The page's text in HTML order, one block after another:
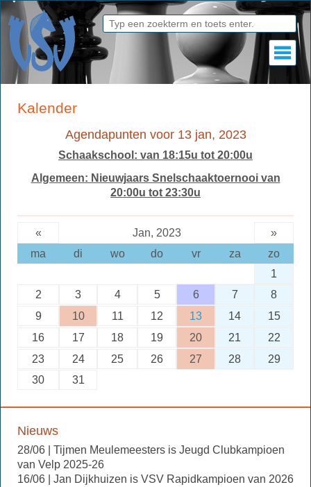
Kalender
Agendapunten voor 13 jan, 2023
Schaakschool: van 18:15u tot 20:00u
Algemeen: Nieuwjaars Snelschaaktoernooi van
20:00u tot 23:30u
« Jan, 2023
»
ma
di wo do vr za
zo
1
2
3 4 5 6 7
8
9
10 11 12 13 14
15
16
17 18 19 20 21
22
23
24 25 26 27 28
29
30
31
Nieuws
28/06 | Tijmen Meulemeesters is Jeugd Clubkampioen
van Velp 2025-26
16/06 | Jan Dijkhuizen is VSV Rapidkampioen van 2026